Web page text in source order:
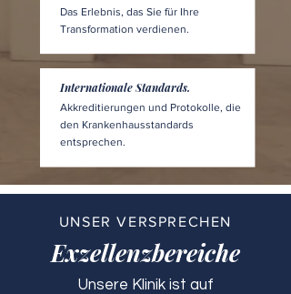
Das Erlebnis, das Sie für Ihre
Transformation verdienen.
Internationale Standards.
Akkreditierungen und Protokolle, die
den Krankenhausstandards
entsprechen.
UNSER VERSPRECHEN
Exzellenzbereiche
Unsere Klinik ist auf